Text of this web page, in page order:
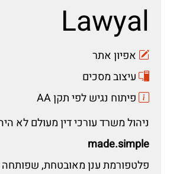
Lawyal
אפיון אתר
עיצוב מסכים
פיתוח נגיש לפי תקן AA
ניהול משרד עורכי דין מעולם לא
made.simple
פלטפורמת ענן מאובטחת, שפותחה